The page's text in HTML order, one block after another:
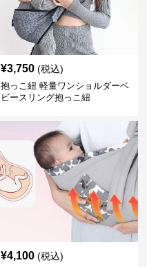
¥3,750 (税込)
抱っこ紐 軽量ワンショルダーベ
ビースリング抱っこ紐
¥4,100 (税込)